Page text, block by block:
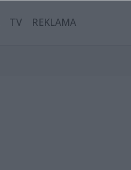
TV REKLAMA